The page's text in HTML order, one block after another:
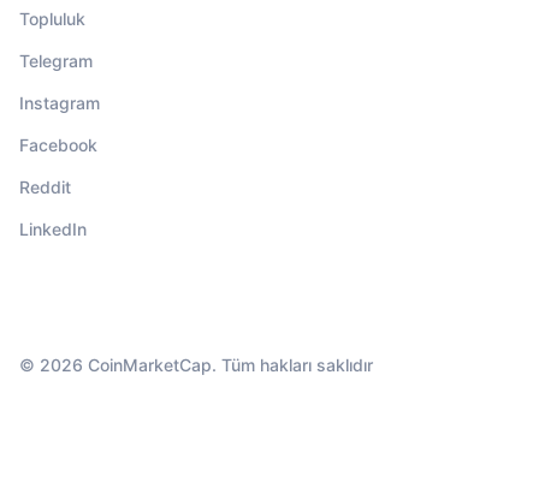
Topluluk
Telegram
Instagram
Facebook
Reddit
LinkedIn
© 2026 CoinMarketCap. Tüm hakları saklıdır